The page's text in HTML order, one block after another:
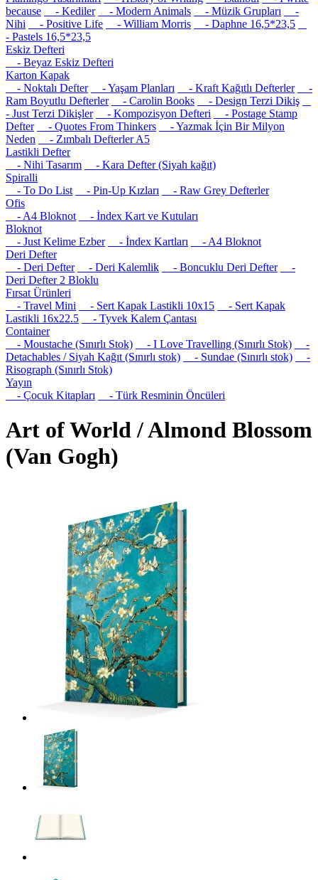
because
- Kediler - Modern Animals - Müzik Grupları
-
Nihi
- Positive Life - William Morris
- Daphne 16,5*23,5
- Pastels 16,5*23,5
Eskiz Defteri
- Beyaz Eskiz Defteri
Karton Kapak
- Noktalı Defter
- Yaşam Planları - Kraft Kağıtlı Defterler
-
Ram Boyutlu Defterler
- Carolin Books
- Design Terzi Dikiş
- Just Terzi Dikişler
- Kompozisyon Defteri
- Postage Stamp
Defter
- Quotes From Thinkers
- Yazmak İçin Bir Milyon
Neden
- Zımbalı Defterler A5
Lastikli Defter
- Nihi Tasarım
- Kara Defter (Siyah kağıt)
Spiralli
- To Do List
- Pin-Up Kızları
- Raw Grey Defterler
Ofis
- A4 Bloknot
- İndex Kart ve Kutuları
Bloknot
- Just Kelime Ezber
- İndex Kartları
- A4 Bloknot
Deri Defter
- Deri Defter
- Deri Kalemlik - Boncuklu Deri Defter
-
Deri Defter 2 Bloklu
Fırsat Ürünleri
- Travel Mini
- Sert Kapak Lastikli 10x15
- Sert Kapak
Lastikli 16x22.5
- Tyvek Kalem Çantası
Container
- Moustache (Sınırlı Stok)
- I Love Travelling (Sınırlı Stok)
-
Detachables / Siyah Kağıt (Sınırlı stok)
- Sundae (Sınırlı stok)
-
Risograph (Sınırlı Stok)
Yayın
- Çocuk Kitapları
- Türk Resminin Öncüleri
Art of World / Almond Blossom
(Van Gogh)